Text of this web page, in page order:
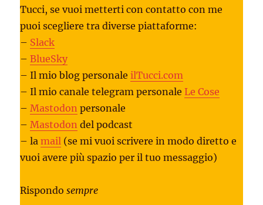
Tucci, se vuoi metterti con contatto con me
puoi scegliere tra diverse piattaforme:
– Slack
–BlueSky
– Il mio blog personaleilTucci.com
– Il mio canale telegram personaleLe Cose
–Mastodon personale
–Mastodon del podcast
– lamail (se mi vuoi scrivere in modo diretto e
vuoi avere più spazio per il tuo messaggio)
Rispondosempre